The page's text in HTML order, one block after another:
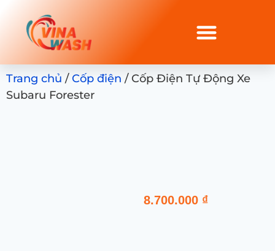
Trang chủ /Cốp điện / Cốp Điện Tự Động Xe
Subaru Forester
8.700.000 ₫